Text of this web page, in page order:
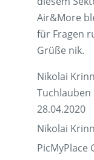
Air&More
für Fragen
Grüße nik.
Nikolai
Tuchlauben
28.04.2020
Nikolai
PicMyPlace